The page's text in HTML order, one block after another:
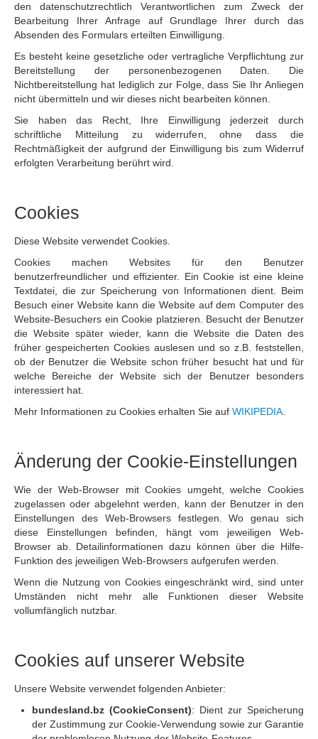
den datenschutzrechtlich Verantwortlichen zum Zweck der
Bearbeitung Ihrer Anfrage auf Grundlage Ihrer durch das
Absenden des Formulars erteilten Einwilligung.
Es besteht keine gesetzliche oder vertragliche Verpflichtung zur
Bereitstellung der personenbezogenen Daten. Die
Nichtbereitstellung hat lediglich zur Folge, dass Sie Ihr Anliegen
nicht übermitteln und wir dieses nicht bearbeiten können.
Sie haben das Recht, Ihre Einwilligung jederzeit durch
schriftliche Mitteilung zu widerrufen, ohne dass die
Rechtmäßigkeit der aufgrund der Einwilligung bis zum Widerruf
erfolgten Verarbeitung berührt wird.
Cookies
Diese Website verwendet Cookies.
Cookies machen Websites für den Benutzer
benutzerfreundlicher und effizienter. Ein Cookie ist eine kleine
Textdatei, die zur Speicherung von Informationen dient. Beim
Besuch einer Website kann die Website auf dem Computer des
Website-Besuchers ein Cookie platzieren. Besucht der Benutzer
die Website später wieder, kann die Website die Daten des
früher gespeicherten Cookies auslesen und so z.B. feststellen,
ob der Benutzer die Website schon früher besucht hat und für
welche Bereiche der Website sich der Benutzer besonders
interessiert hat.
Mehr Informationen zu Cookies erhalten Sie auf WIKIPEDIA.
Änderung der Cookie-Einstellungen
Wie der Web-Browser mit Cookies umgeht, welche Cookies
zugelassen oder abgelehnt werden, kann der Benutzer in den
Einstellungen des Web-Browsers festlegen. Wo genau sich
diese Einstellungen befinden, hängt vom jeweiligen Web-
Browser ab. Detailinformationen dazu können über die Hilfe-
Funktion des jeweiligen Web-Browsers aufgerufen werden.
Wenn die Nutzung von Cookies eingeschränkt wird, sind unter
Umständen nicht mehr alle Funktionen dieser Website
vollumfänglich nutzbar.
Cookies auf unserer Website
Unsere Website verwendet folgenden Anbieter:
bundesland.bz (CookieConsent): Dient zur Speicherung
der Zustimmung zur Cookie-Verwendung sowie zur Garantie